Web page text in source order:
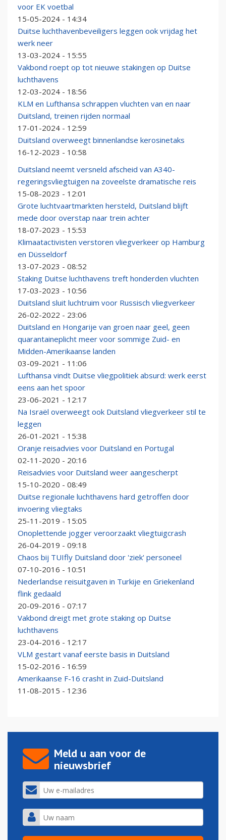
voor EK voetbal
15-05-2024 - 14:34
Duitse luchthavenbeveiligers leggen ook vrijdag het
werk neer
13-03-2024 - 15:55
Vakbond roept op tot nieuwe stakingen op Duitse
luchthavens
12-03-2024 - 18:56
KLM en Lufthansa schrappen vluchten van en naar
Duitsland, treinen rijden normaal
17-01-2024 - 12:59
Duitsland overweegt binnenlandse kerosinetaks
16-12-2023 - 10:58
Duitsland neemt versneld afscheid van A340-
regeringsvliegtuigen na zoveelste dramatische reis
15-08-2023 - 12:01
Grote luchtvaartmarkten hersteld, Duitsland blijft
mede door overstap naar trein achter
18-07-2023 - 15:53
Klimaatactivisten verstoren vliegverkeer op Hamburg
en Düsseldorf
13-07-2023 - 08:52
Staking Duitse luchthavens treft honderden vluchten
17-03-2023 - 10:56
Duitsland sluit luchtruim voor Russisch vliegverkeer
26-02-2022 - 23:06
Duitsland en Hongarije van groen naar geel, geen
quarantaineplicht meer voor sommige Zuid- en
Midden-Amerikaanse landen
03-09-2021 - 11:06
Lufthansa vindt Duitse vliegpolitiek absurd: werk eerst
eens aan het spoor
23-06-2021 - 12:17
Na Israël overweegt ook Duitsland vliegverkeer stil te
leggen
26-01-2021 - 15:38
Oranje reisadvies voor Duitsland en Portugal
02-11-2020 - 20:16
Reisadvies voor Duitsland weer aangescherpt
15-10-2020 - 08:49
Duitse regionale luchthavens hard getroffen door
invoering vliegtaks
25-11-2019 - 15:05
Onoplettende jogger veroorzaakt vliegtuigcrash
26-04-2019 - 09:18
Chaos bij TUIfly Duitsland door 'ziek' personeel
07-10-2016 - 10:51
Nederlandse reisuitgaven in Turkije en Griekenland
flink gedaald
20-09-2016 - 07:17
Vakbond dreigt met grote staking op Duitse
luchthavens
23-04-2016 - 12:17
VLM gestart vanaf eerste basis in Duitsland
15-02-2016 - 16:59
Amerikaanse F-16 crasht in Zuid-Duitsland
11-08-2015 - 12:36
Meld u aan voor de
nieuwsbrief